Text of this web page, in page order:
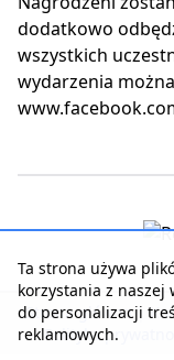
dodatkowo
wszystkich
wydarzenia
Strona główna |
Polityka
Ta strona używa
korzystania z naszej
do personalizacji
reklamowych.